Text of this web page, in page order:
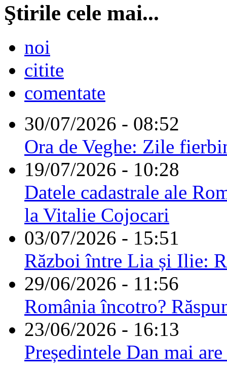
Ştirile cele mai...
noi
citite
comentate
30/07/2026 - 08:52
Ora de Veghe: Zile
19/07/2026 - 10:28
Datele cadastrale ale
la Vitalie Cojocari
03/07/2026 - 15:51
Război între Lia și Ilie:
29/06/2026 - 11:56
România încotro?
23/06/2026 - 16:13
Președintele Dan mai